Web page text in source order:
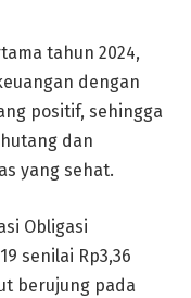
tahun 2024,
dengan
positif, sehingga
dan
yang sehat.
Obligasi
senilai Rp3,36
berujung pada